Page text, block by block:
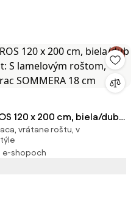
120 x 200 cm, biela/dub
S lamelovým roštom,
SOMMERA 18 cm
vrátane roštu, v
e-shopoch